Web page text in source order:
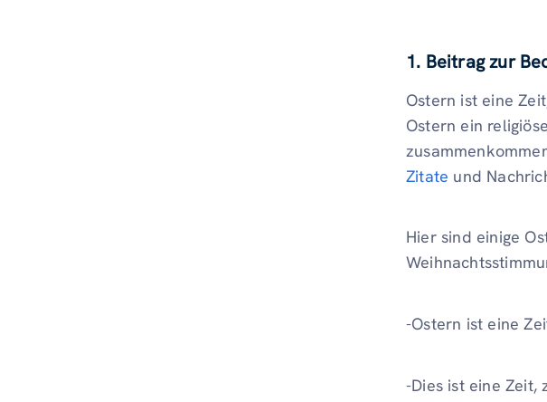
1. Beitrag zur
Ostern ist eine
Ostern ein
Zitate und
Hier sind einige
-Ostern ist eine
-Dies ist eine Zeit,